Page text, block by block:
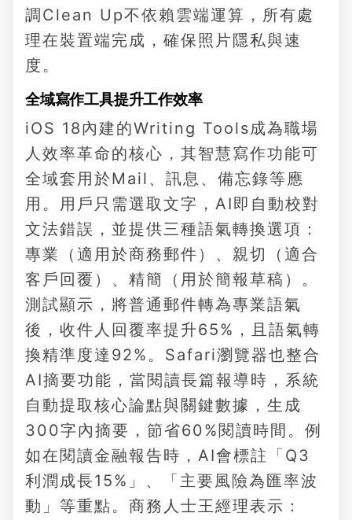
調Clean Up不依賴雲端運算，所有處
理在裝置端完成，確保照片隱私與速
度。
全域寫作工具提升工作效率
iOS 18內建的Writing Tools成為職場
人效率革命的核心，其智慧寫作功能可
全域套用於Mail、訊息、備忘錄等應
用。用戶只需選取文字，AI即自動校對
文法錯誤，並提供三種語氣轉換選項：
專業（適用於商務郵件）、親切（適合
客戶回覆）、精簡（用於簡報草稿）。
測試顯示，將普通郵件轉為專業語氣
後，收件人回覆率提升65%，且語氣轉
換精準度達92%。Safari瀏覽器也整合
AI摘要功能，當閱讀長篇報導時，系統
自動提取核心論點與關鍵數據，生成
300字內摘要，節省60%閱讀時間。例
如在閱讀金融報告時，AI會標註「Q3
利潤成長15%」、「主要風險為匯率波
動」等重點。商務人士王經理表示：